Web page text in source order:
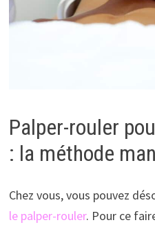
Palper-rouler
: la méthode
Chez vous, vous pouvez
le palper-rouler. Pour ce